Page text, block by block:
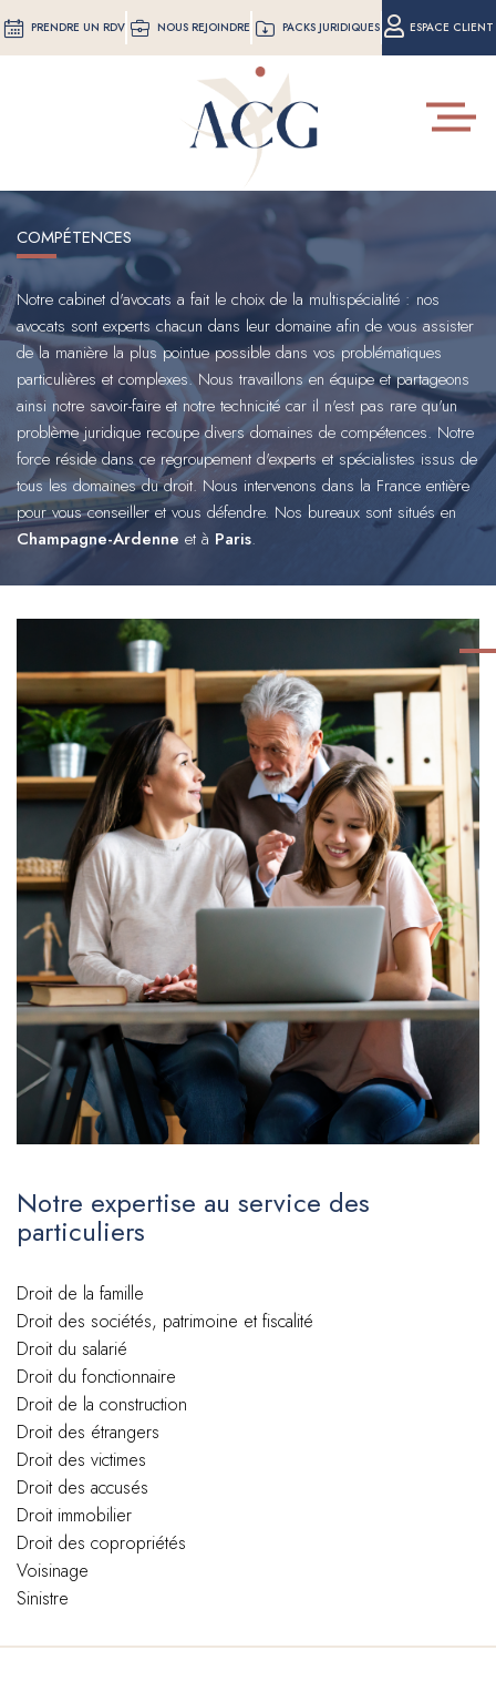
Aller
au
PRENDRE UN RDV NOUS REJOINDRE PACKS JURIDIQUES ESPACE CLIENT
Toggle
COMPÉTENCES
Notre cabinet d'avocats a fait le choix de la multispécialité : nos
avocats sont experts chacun dans leur domaine afin de vous assister
de la manière la plus pointue possible dans vos problématiques
particulières et complexes. Nous travaillons en équipe et partageons
ainsi notre savoir-faire et notre technicité car il n'est pas rare qu'un
problème juridique recoupe divers domaines de compétences. Notre
force réside dans ce regroupement d'experts et spécialistes issus de
tous les domaines du droit. Nous intervenons dans la France entière
pour vous conseiller et vous défendre. Nos bureaux sont situés en
Champagne-Ardenne et à Paris.
Notre expertise au service des
particuliers
Droit de la famille
Droit des sociétés, patrimoine et fiscalité
Droit du salarié
Droit du fonctionnaire
Droit de la construction
Droit des étrangers
Droit des victimes
Droit des accusés
Droit immobilier
Droit des copropriétés
Voisinage
Sinistre